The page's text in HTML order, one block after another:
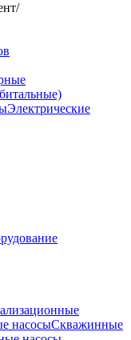
/
Электрические
насосыСкважинные